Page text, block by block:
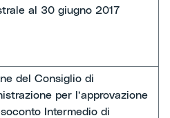
al 30 giugno 2017
del Consiglio di
per l’approvazione
Intermedio di